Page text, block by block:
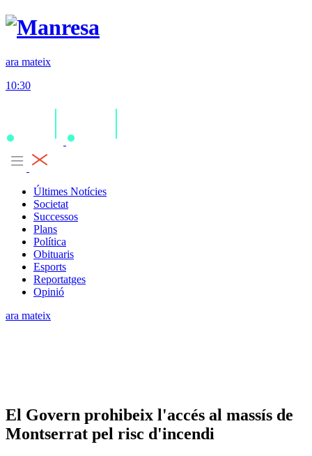
ara mateix
10:30
Últimes Notícies
Societat
Successos
Plans
Política
Obituaris
Esports
Reportatges
Opinió
ara mateix
El Govern prohibeix l'accés al massís de
Montserrat pel risc d'incendi